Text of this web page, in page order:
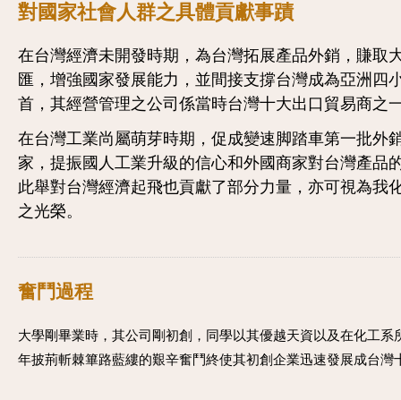
對國家社會人群之具體貢獻事蹟
在台灣經濟未開發時期，為台灣拓展產品外銷，賺取
匯，增強國家發展能力，並間接支撐台灣成為亞洲四
首，其經營管理之公司係當時台灣十大出口貿易商之
在台灣工業尚屬萌芽時期，促成變速脚踏車第一批外
家，提振國人工業升級的信心和外國商家對台灣產品
此舉對台灣經濟起飛也貢獻了部分力量，亦可視為我
之光榮。
奮鬥過程
大學剛畢業時，其公司剛初創，同學以其優越天資以及在化工
年披荊斬棘篳路藍縷的艱辛奮鬥終使其初創企業迅速發展成台